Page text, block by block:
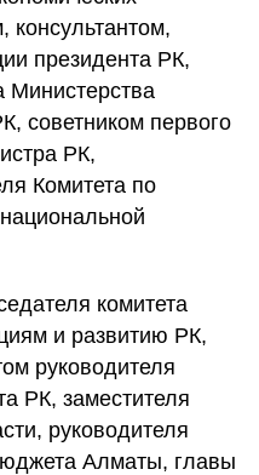
консультантом,
президента РК,
Министерства
советником первого
РК,
Комитета по
комитета
и развитию РК,
руководителя
РК, заместителя
руководителя
Алматы, главы